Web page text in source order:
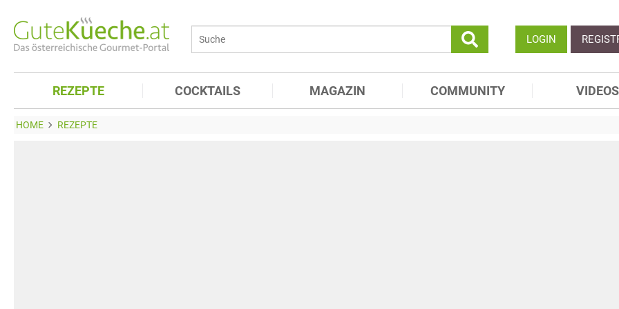
LOGIN
REZEPTE COCKTAILS MAGAZIN COMMUNITY VIDEOS
HOME REZEPTE